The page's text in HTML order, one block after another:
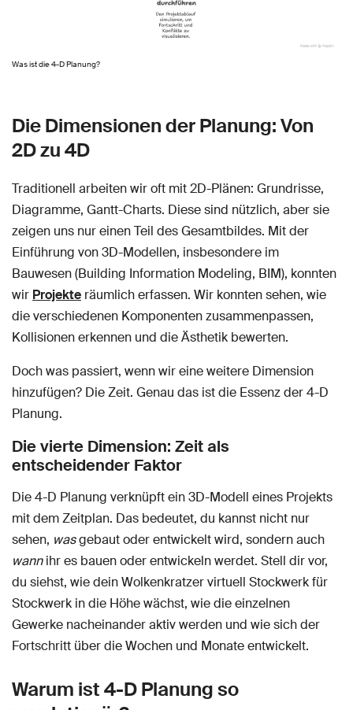
Was ist die 4-D Planung?
Die Dimensionen der Planung: Von
2D zu 4D
Traditionell arbeiten wir oft mit 2D-Plänen: Grundrisse,
Diagramme, Gantt-Charts. Diese sind nützlich, aber sie
zeigen uns nur einen Teil des Gesamtbildes. Mit der
Einführung von 3D-Modellen, insbesondere im
Bauwesen (Building Information Modeling, BIM), konnten
wir Projekte räumlich erfassen. Wir konnten sehen, wie
die verschiedenen Komponenten zusammenpassen,
Kollisionen erkennen und die Ästhetik bewerten.
Doch was passiert, wenn wir eine weitere Dimension
hinzufügen? Die Zeit. Genau das ist die Essenz der 4-D
Planung.
Die vierte Dimension: Zeit als
entscheidender Faktor
Die 4-D Planung verknüpft ein 3D-Modell eines Projekts
mit dem Zeitplan. Das bedeutet, du kannst nicht nur
sehen, wasgebaut oder entwickelt wird, sondern auch
wannihr es bauen oder entwickeln werdet. Stell dir vor,
du siehst, wie dein Wolkenkratzer virtuell Stockwerk für
Stockwerk in die Höhe wächst, wie die einzelnen
Gewerke nacheinander aktiv werden und wie sich der
Fortschritt über die Wochen und Monate entwickelt.
Warum ist 4-D Planung so